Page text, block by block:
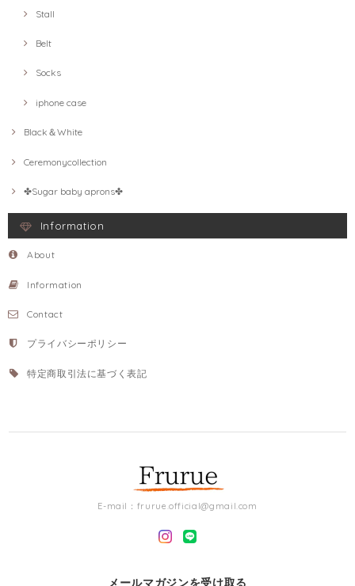
Stall
Belt
Socks
iphone case
Black＆White
Ceremonycollection
✤Sugar baby aprons✤
Information
About
Information
Contact
プライバシーポリシー
特定商取引法に基づく表記
E-mail： frurue.official@gmail.com
メールマガジンを受け取る